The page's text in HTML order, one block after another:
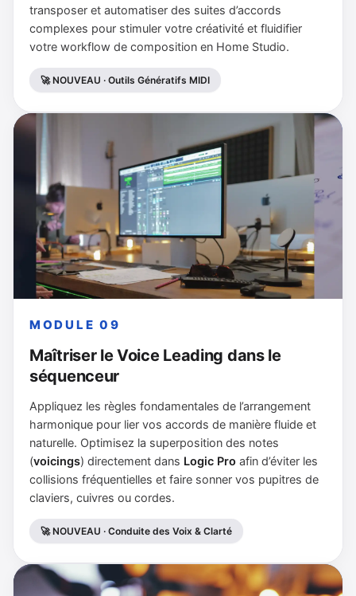
transposer et automatiser des suites d’accords
complexes pour stimuler votre créativité et fluidifier
votre workflow de composition en Home Studio.
🚀 NOUVEAU · Outils Génératifs MIDI
MODULE 09
Maîtriser le Voice Leading dans le
séquenceur
Appliquez les règles fondamentales de l’arrangement
harmonique pour lier vos accords de manière fluide et
naturelle. Optimisez la superposition des notes
(voicings) directement dans Logic Pro afin d’éviter les
collisions fréquentielles et faire sonner vos pupitres de
claviers, cuivres ou cordes.
🚀 NOUVEAU · Conduite des Voix & Clarté